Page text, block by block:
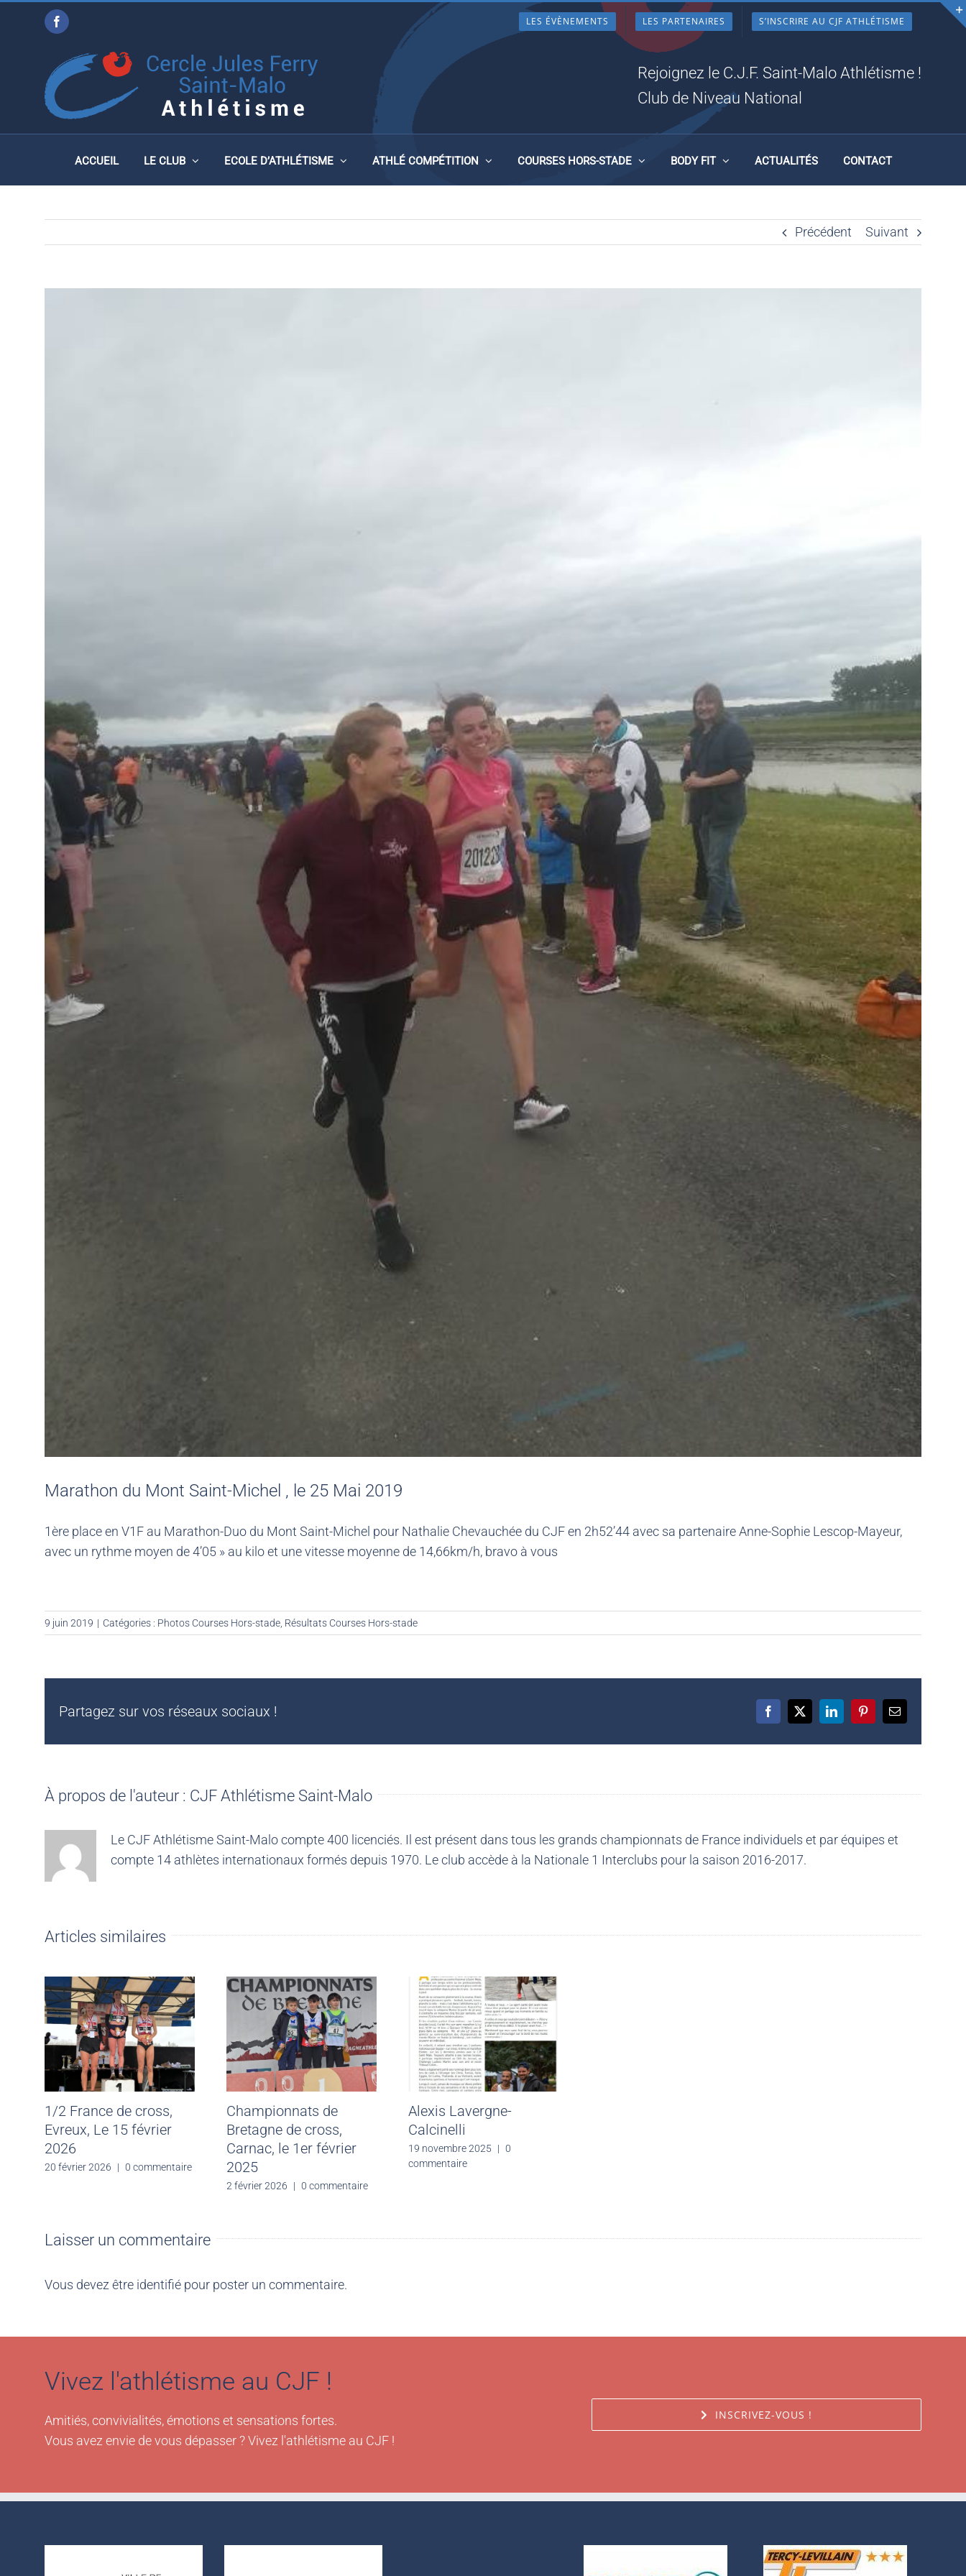
Facebook LES ÉVÈNEMENTS LES PARTENAIRES S’INSCRIRE AU CJF ATHLÉTISME
Rejoignez le C.J.F. Saint-Malo Athlétisme !
Club de Niveau National
ACCUEIL LE CLUB ECOLE D’ATHLÉTISME ATHLÉ COMPÉTITION COURSES HORS-STADE BODY FIT ACTUALITÉS CONTACT
MARATHON DU MONT SAINT-MICHEL , LE 25 MAI 2019
Précédent Suivant
Marathon du Mont Saint-Michel , le 25 Mai 2019
1ère place en V1F au Marathon-Duo du Mont Saint-Michel pour Nathalie Chevauchée du CJF en 2h52’44 avec sa partenaire Anne-Sophie Lescop-Mayeur,
avec un rythme moyen de 4’05 » au kilo et une vitesse moyenne de 14,66km/h, bravo à vous
9 juin 2019 | Catégories : Photos Courses Hors-stade, Résultats Courses Hors-stade
Partagez sur vos réseaux sociaux ! Facebook
X LinkedInPinterestEmail
À propos de l'auteur : CJF Athlétisme Saint-Malo
Le CJF Athlétisme Saint-Malo compte 400 licenciés. Il est présent dans tous les grands championnats de France individuels et par équipes et
compte 14 athlètes internationaux formés depuis 1970. Le club accède à la Nationale 1 Interclubs pour la saison 2016-2017.
Articles similaires
1/2 France de cross,
Evreux, Le 15 février
2026
20 février 2026 | 0 commentaire
Championnats de
Bretagne de cross,
Carnac, le 1er février
2025
2 février 2026 | 0 commentaire
Alexis Lavergne-
Calcinelli
19 novembre 2025 | 0
commentaire
Laisser un commentaire
Vous devez être identifié pour poster un commentaire.
Vivez l'athlétisme au CJF !
Amitiés, convivialités, émotions et sensations fortes.
Vous avez envie de vous dépasser ? Vivez l'athlétisme au CJF !
INSCRIVEZ-VOUS !